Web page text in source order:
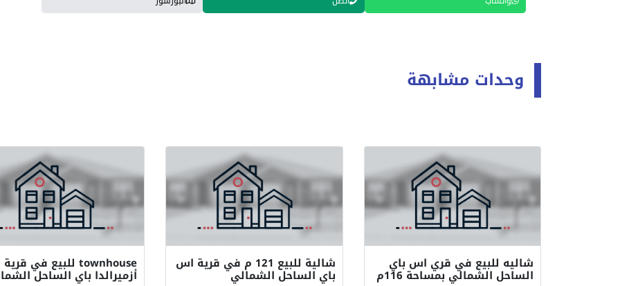
وحدات مشابهة
شاليه للبيع في قري اس باي
الساحل الشمالي بمساحة 116م
شالية للبيع 121 م في قرية اس
باي الساحل الشمالي
townhouse للبيع في قرية
أزميرالدا باي الساحل